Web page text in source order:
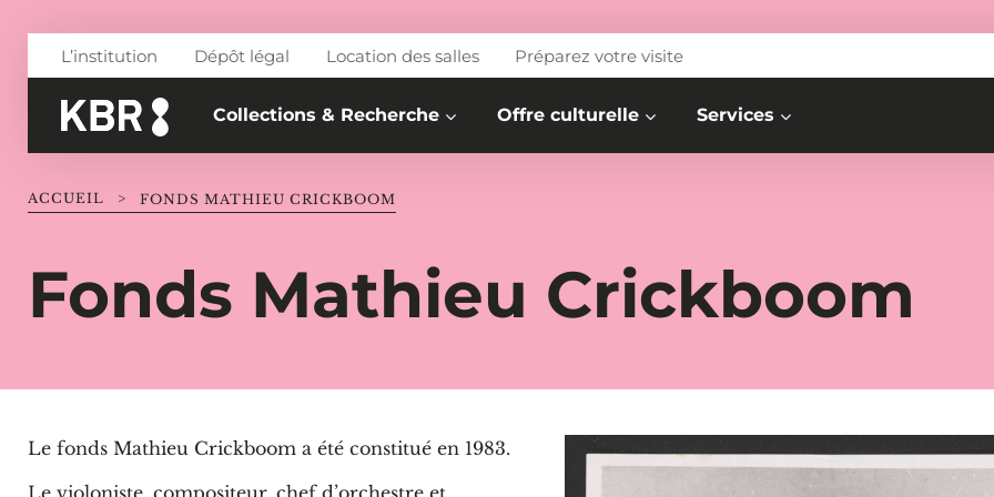
L’institution Dépôt légal Location des salles Préparez votre visite
Collections & Recherche Offre culturelle Services
Fonds Mathieu Crickboom
ACCUEIL > FONDS MATHIEU CRICKBOOM
Le fonds Mathieu Crickboom a été constitué en 1983.
Le violoniste, compositeur, chef d’orchestre et